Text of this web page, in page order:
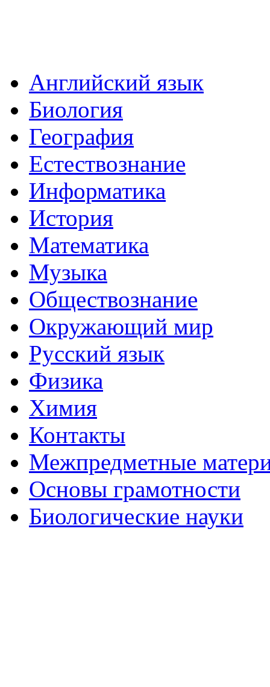
Английский язык
Биология
География
Естествознание
Информатика
История
Математика
Музыка
Обществознание
Окружающий мир
Русский язык
Физика
Химия
Контакты
Межпредметные
Основы грамотности
Биологические науки